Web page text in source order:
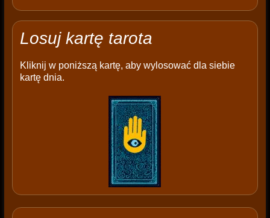
Losuj kartę tarota
Kliknij w poniższą kartę, aby wylosować dla siebie
kartę dnia.